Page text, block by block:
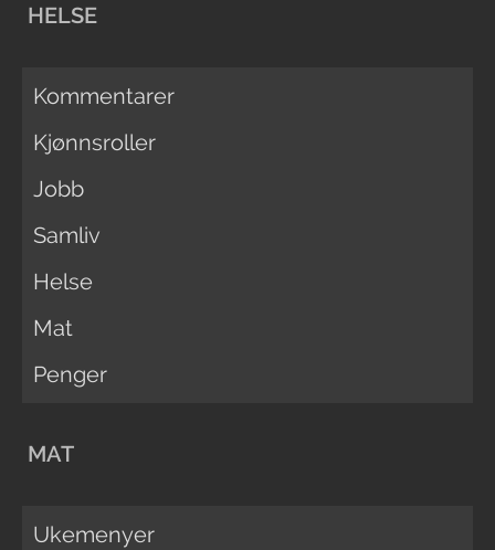
HELSE
Kommentarer
Kjønnsroller
Jobb
Samliv
Helse
Mat
Penger
MAT
Ukemenyer